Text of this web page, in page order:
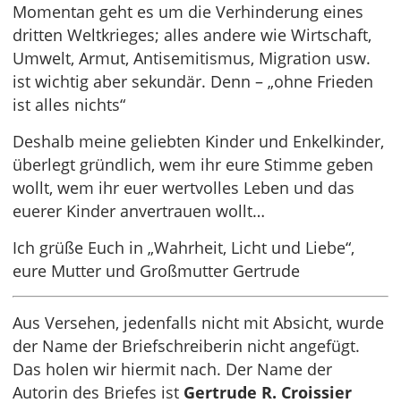
Momentan geht es um die Verhinderung eines
dritten Weltkrieges; alles andere wie Wirtschaft,
Umwelt, Armut, Antisemitismus, Migration usw.
ist wichtig aber sekundär. Denn – „ohne Frieden
ist alles nichts“
Deshalb meine geliebten Kinder und Enkelkinder,
überlegt gründlich, wem ihr eure Stimme geben
wollt, wem ihr euer wertvolles Leben und das
euerer Kinder anvertrauen wollt…
Ich grüße Euch in „Wahrheit, Licht und Liebe“,
eure Mutter und Großmutter Gertrude
Aus Versehen, jedenfalls nicht mit Absicht, wurde
der Name der Briefschreiberin nicht angefügt.
Das holen wir hiermit nach. Der Name der
Autorin des Briefes ist Gertrude R. Croissier